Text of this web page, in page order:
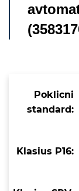
Poklicni
standard:
Klasius P16: